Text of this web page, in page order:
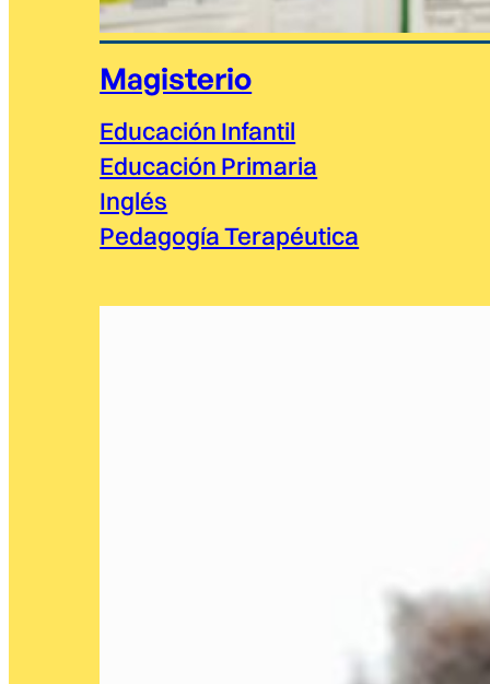
Magisterio
Educación Infantil
Educación Primaria
Inglés
Pedagogía Terapéutica